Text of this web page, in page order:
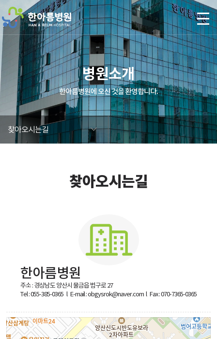
본문 바로가기
병원소개
한아름병원에 오신 것을 환영합니다.
찾아오시는길
찾아오시는길
한아름병원
주소 : 경상남도 양산시 물금읍 범구로 27
Tel : 055-385-0365 l E-mail : obgysrok@naver.com l Fax : 070-7365-0365